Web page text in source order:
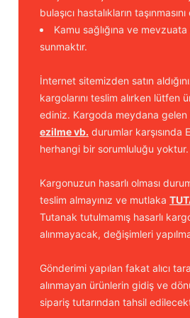
bulaşıcı hastalıkların
Kamu sağlığına ve
sunmaktır.
İnternet sitemizden satın
kargolarını teslim alırken lütfen
ediniz. Kargoda meydana gelen
ezilme vb. durumlar karşısında
herhangi bir sorumluluğu yoktur.
Kargonuzun hasarlı olması
teslim almayınız ve mutlaka
Tutanak tutulmamış hasarlı
alınmayacak, değişimleri
Gönderimi yapılan fakat alıcı
alınmayan ürünlerin gidiş ve
sipariş tutarından tahsil